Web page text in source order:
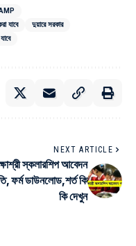
যাবে
দুয়ারে সরকার
NEXT ARTICLE
স্কলারশিপ আবেদন
ফর্ম ডাউনলোড,শর্ত কি
কি দেখুন